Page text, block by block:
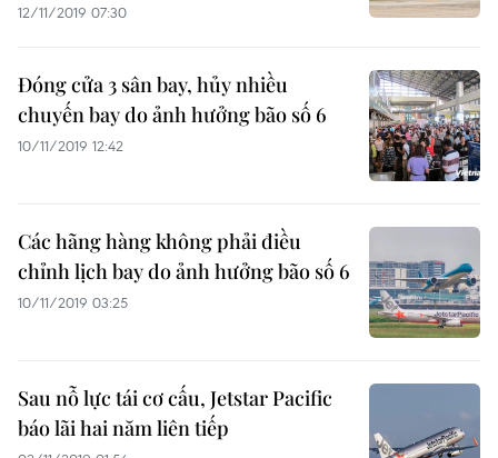
12/11/2019 07:30
Đóng cửa 3 sân bay, hủy nhiều
chuyến bay do ảnh hưởng bão số 6
10/11/2019 12:42
Các hãng hàng không phải điều
chỉnh lịch bay do ảnh hưởng bão số 6
10/11/2019 03:25
Sau nỗ lực tái cơ cấu, Jetstar Pacific
báo lãi hai năm liên tiếp